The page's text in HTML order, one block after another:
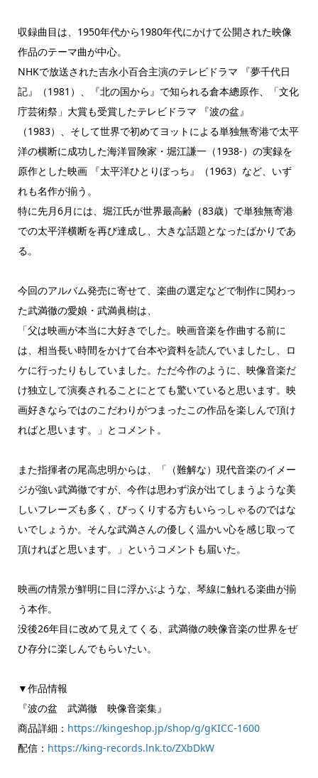
収録曲目は、1950年代から1980年代にかけて公開された映像
作品のテーマ曲が中心。
NHKで放送された吉永小百合主演のテレビドラマ 『夢千代日
記』（1981）、『北の国から』で知られる倉本總原作、「文化
庁芸術祭」大賞も受賞したテレビドラマ 『波の盆』
（1983）、そして世界で初めてヨットによる単独無寄港で太平
洋の横断に成功した海洋冒険家・堀江謙一（1938-）の実録を
原作とした映画 『太平洋ひとりぼっち』（1963）など、いず
れも名作が揃う。
特に先月6月には、堀江氏が世界最高齢（83歳）で単独無寄港
での太平洋横断を再び達成し、大きな話題となったばかりであ
る。
今回のアルバム発売に寄せて、楽曲の選定などで制作に関わっ
た武満徹の愛娘・武満眞樹は、
「父は映画が本当に大好きでした。映画音楽を作曲する前に
は、相当長い時間をかけて台本や資料を読んでいましたし、ロ
ケに行ったりもしていました。ただ今作のように、映像音楽だ
け独立して演奏されることにとても驚いていると思います。映
画好きならではのこだわりがつまったこの作品を楽しんで頂け
ればと思います。」とコメント。
また指揮者の尾高忠明からは、「（難解な）現代音楽のイメー
ジが強い武満徹ですが、今作は思わず涙が出てしまうような美
しいフレーズも多く、びっくりする方もいらっしゃるのではな
いでしょうか。そんな武満さんの優しく温かい心を感じ取って
頂ければと思います。」というコメントも届いた。
映画の情景が鮮明に目に浮かぶような、琴線に触れる楽曲が揃
う本作。
没後26年目に改めて見えてくる、武満徹の映像音楽の世界をぜ
ひ存分に楽しんでもらいたい。
▼作品情報
『波の盆 武満徹 映像音楽集』
商品詳細： https://kingeshop.jp/shop/g/gKICC-1600
配信： https://king-records.lnk.to/ZXbDkW